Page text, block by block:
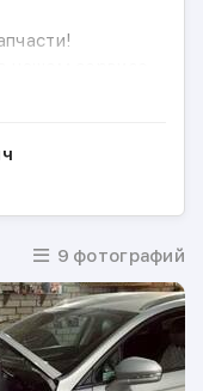
нервную
9 фотографий